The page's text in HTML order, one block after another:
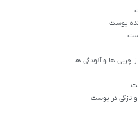
پوست
ها و آلودگی ها
تازگی در پوست